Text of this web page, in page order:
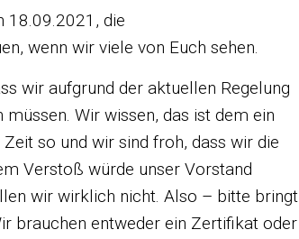
18.09.2021, die
wenn wir viele von Euch sehen.
wir aufgrund der aktuellen Regelung
Wir wissen, das ist dem ein
so und wir sind froh, dass wir die
Verstoß würde unser Vorstand
wir wirklich nicht. Also – bitte bringt
brauchen entweder ein Zertifikat oder